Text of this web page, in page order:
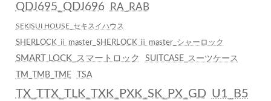
QDJ695_QDJ696 RA_RAB
SEKISUI HOUSE_セキスイハウス
SHERLOCK ⅱ master_SHERLOCK ⅲ master_シャーロック
SMART LOCK_スマートロック
SUITCASE_スーツケース
TM_TMB_TME
TSA
TX_TTX_TLK_TXK_PXK_SK_PX_GD U1_B5